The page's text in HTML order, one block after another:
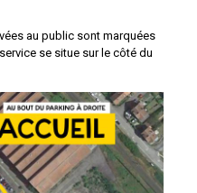
au public sont marquées
se situe sur le côté du